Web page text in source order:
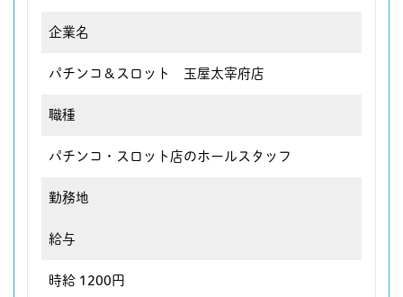
企業名
パチンコ＆スロット 玉屋太宰府店
職種
パチンコ・スロット店のホールスタッフ
勤務地
給与
時給 1200円